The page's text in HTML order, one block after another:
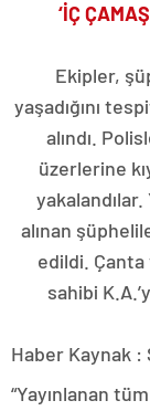
‘İÇ
Ekipler,
yaşadığını
alındı.
üzerlerine
yakalandılar.
alınan
edildi.
sahibi
Haber Kaynak :
“Yayınlanan